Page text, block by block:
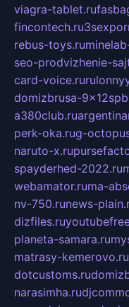
viagra-tablet.ru
fincontech.ru
rebus-toys.ru
seo-prodvizhenie-
card-voice.ru
domizbrusa-
a380club.ru
perk-oka.rug-
naruto-x.ru
spayderhed-2022.ru
webamator.ruma-
nv-750.runews-
dizfiles.ru
planeta-samara.ru
matrasy-kemerovo.ru
dotcustoms.ru
narasimha.ru